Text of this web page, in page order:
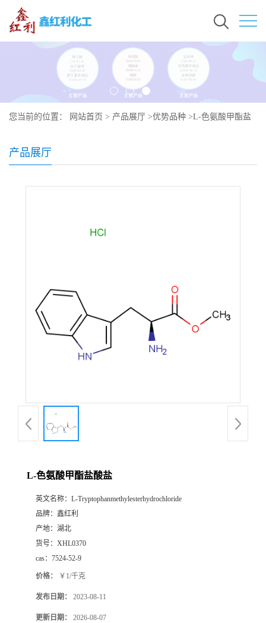
您当前的位置： 网站首页 > 产品展厅 >优势品种 >L-色氨酸甲酯盐
产品展厅
L-色氨酸甲酯盐酸盐
英文名称： L-Tryptophanmethylesterhydrochloride
品牌： 鑫红利
产地： 湖北
货号： XHL0370
cas： 7524-52-9
价格： ￥1/千克
发布日期： 2023-08-11
更新日期： 2026-08-07